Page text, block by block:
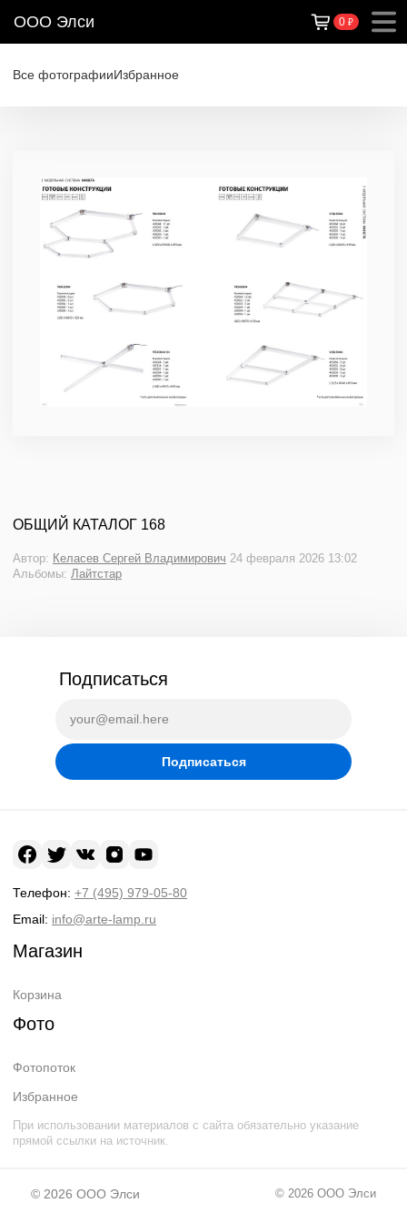
ООО Элси 0 ₽
Все фотографииИзбранное
ОБЩИЙ КАТАЛОГ 168
Автор: Келасев Сергей Владимирович 24 февраля 2026 13:02
Альбомы: Лайтстар
Подписаться
Подписаться
Телефон: +7 (495) 979-05-80
Email: info@arte-lamp.ru
Магазин
Корзина
Фото
Фотопоток
Избранное
При использовании материалов с сайта обязательно указание
прямой ссылки на источник.
© 2026 ООО Элси © 2026 ООО Элси